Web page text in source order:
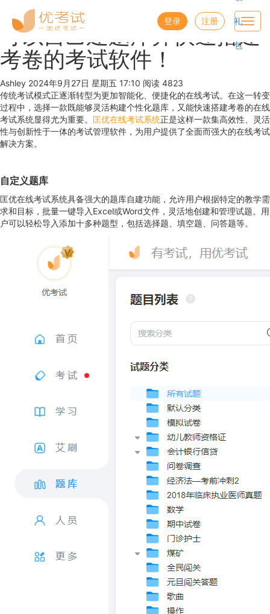
登录 注册 礼
包
可以自己建题库并快速搭建
考卷的考试软件！
Ashley 2024年9月27日 星期五 17:10 阅读 4823
传统考试模式正逐渐转型为更加智能化、便捷化的在线考试。在这一转变
过程中，选择一款既能够灵活构建个性化题库，又能快速搭建考卷的在线
考试系统显得尤为重要。 匡优在线考试系统正是这样一款集高效性、灵活
性与创新性于一体的考试管理软件，为用户提供了全面而强大的在线考试
解决方案。
自定义题库
匡优在线考试系统具备强大的题库自建功能，允许用户根据特定的教学需
求和目标，批量一键导入Excel或Word文件，灵活地创建和管理试题。用
户可以轻松导入添加十多种题型，包括选择题、填空题、问答题等。